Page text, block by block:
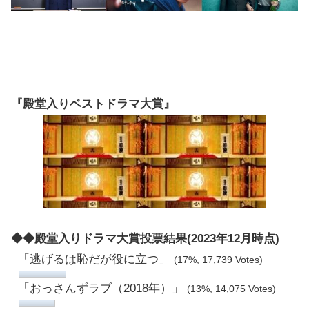
『殿堂入りベストドラマ大賞』
◆◆殿堂入りドラマ大賞投票結果(2023年12月時点)
「逃げるは恥だが役に立つ」
(17%, 17,739 Votes)
「おっさんずラブ（2018年）」 (13%, 14,075 Votes)